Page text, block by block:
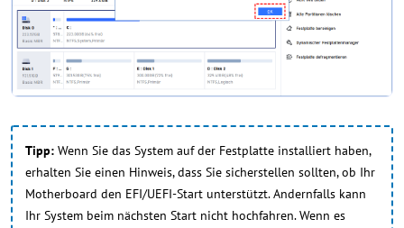
Tipp: Wenn Sie das System auf der Festplatte installiert haben,
erhalten Sie einen Hinweis, dass Sie sicherstellen sollten, ob Ihr
Motherboard den EFI/UEFI-Start unterstützt. Andernfalls kann
Ihr System beim nächsten Start nicht hochfahren. Wenn es